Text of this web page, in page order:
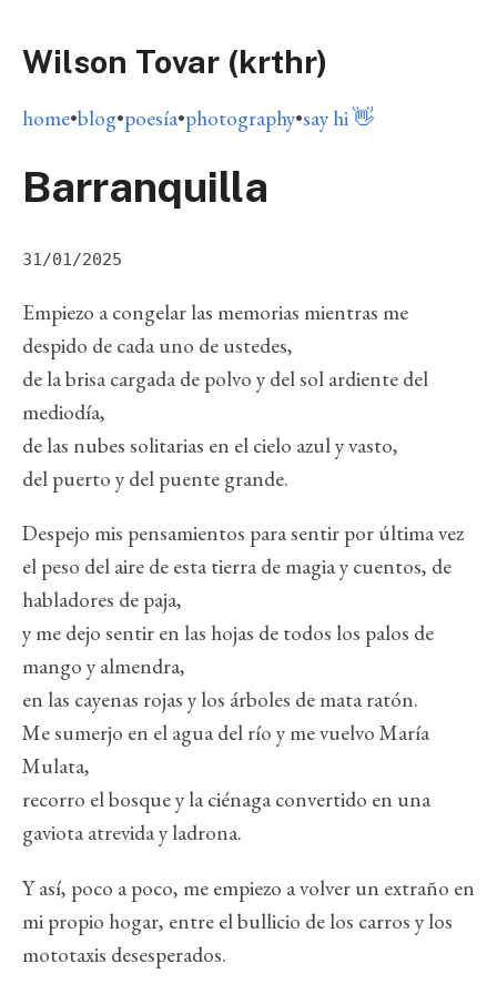
Wilson Tovar (krthr)
home•blog•poesía•photography•say hi 👋
Barranquilla
31/01/2025
Empiezo a congelar las memorias mientras me
despido de cada uno de ustedes,
de la brisa cargada de polvo y del sol ardiente del
mediodía,
de las nubes solitarias en el cielo azul y vasto,
del puerto y del puente grande.
Despejo mis pensamientos para sentir por última vez
el peso del aire de esta tierra de magia y cuentos, de
habladores de paja,
y me dejo sentir en las hojas de todos los palos de
mango y almendra,
en las cayenas rojas y los árboles de mata ratón.
Me sumerjo en el agua del río y me vuelvo María
Mulata,
recorro el bosque y la ciénaga convertido en una
gaviota atrevida y ladrona.
Y así, poco a poco, me empiezo a volver un extraño en
mi propio hogar, entre el bullicio de los carros y los
mototaxis desesperados.